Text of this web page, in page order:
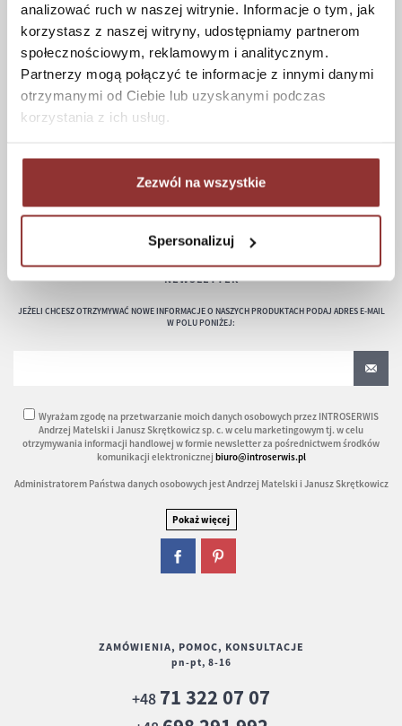
analizować ruch w naszej witrynie. Informacje o tym, jak
korzystasz z naszej witryny, udostępniamy partnerom
społecznościowym, reklamowym i analitycznym.
Partnerzy mogą połączyć te informacje z innymi danymi
otrzymanymi od Ciebie lub uzyskanymi podczas
korzystania z ich usług.
Zezwól na wszystkie
Spersonalizuj
POMOC
Regulamin
Konserwacja i czyszczenie
Zwroty
Kontakt
NEWSLETTER
JEŻELI CHCESZ OTRZYMYWAĆ NOWE INFORMACJE O NASZYCH PRODUKTACH PODAJ ADRES E-MAIL
W POLU PONIŻEJ:
Wyrażam zgodę na przetwarzanie moich danych osobowych przez INTROSERWIS
Andrzej Matelski i Janusz Skrętkowicz sp. c. w celu marketingowym tj. w celu
otrzymywania informacji handlowej w formie newsletter za pośrednictwem środków
komunikacji elektronicznej biuro@introserwis.pl
Administratorem Państwa danych osobowych jest Andrzej Matelski i Janusz Skrętkowicz
ZAMÓWIENIA, POMOC, KONSULTACJE
pn-pt, 8-16
+48 71 322 07 07